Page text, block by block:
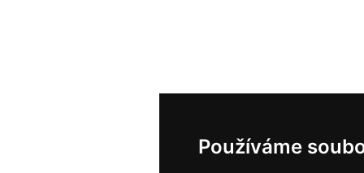
Používáme